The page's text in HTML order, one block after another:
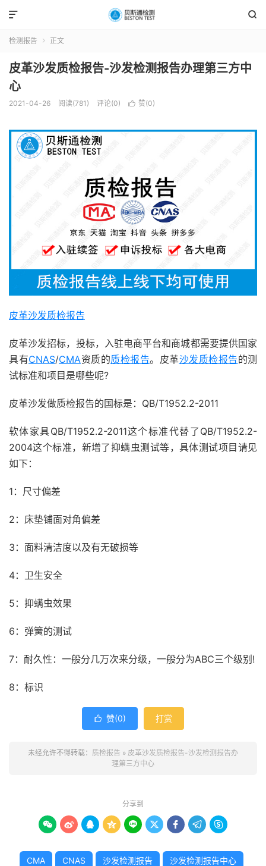


检测报告  正文
皮革沙发质检报告-沙发检测报告办理第三方中
心
2021-04-26 阅读(781) 评论(0)  赞(0)
皮革沙发质检报告
皮革沙发招标，投标，入驻电商平台和商城都需要提供国家
具有CNAS/CMA资质的质检报告。皮革沙发质检报告的测
试标准和项目是哪些呢?
皮革沙发做质检报告的国标是：QB/T1952.2-2011
软体家具QB/T1952.2-2011这个标准代替了QB/T1952.2-
2004这个标准，新增了抑螨虫测试等，具体测试项目请见
如下：
1：尺寸偏差
2：床垫铺面对角偏差
3：面料清洁度以及有无破损等
4：卫生安全
5：抑螨虫效果
6：弹簧的测试
7：耐久性：一般分几万次来分级，一般分为ABC三个级别!
8：标识
 赞(0) 打赏
未经允许不得转载： 质检报告 » 皮革沙发质检报告-沙发检测报告办
理第三方中心
分享到
        
CMA CNAS 沙发检测报告 沙发检测报告中心